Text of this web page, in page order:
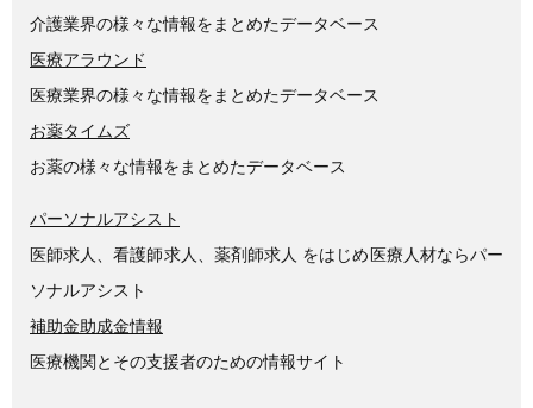
介護業界の様々な情報をまとめたデータベース
医療アラウンド
医療業界の様々な情報をまとめたデータベース
お薬タイムズ
お薬の様々な情報をまとめたデータベース
パーソナルアシスト
医師求人、看護師求人、薬剤師求人 をはじめ医療人材ならパー
ソナルアシスト
補助金助成金情報
医療機関とその支援者のための情報サイト